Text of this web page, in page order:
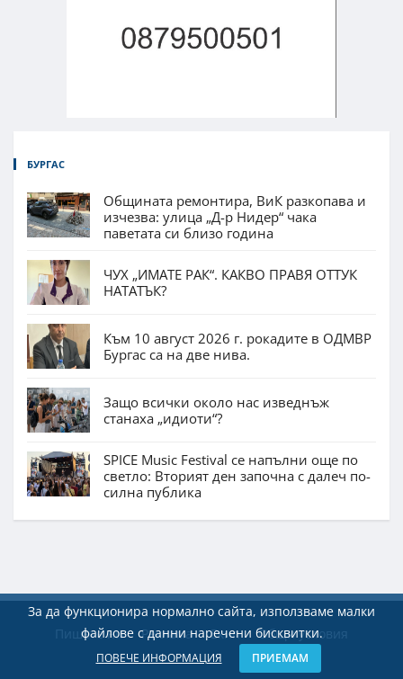
БУРГАС
Общината ремонтира, ВиК разкопава и
изчезва: улица „Д-р Нидер“ чака
паветата си близо година
ЧУХ „ИМАТЕ РАК“. КАКВО ПРАВЯ ОТТУК
НАТАТЪК?
Към 10 август 2026 г. рокадите в ОДМВР
Бургас са на две нива.
Защо всички около нас изведнъж
станаха „идиоти“?
SPICE Music Festival се напълни още по
светло: Вторият ден започна с далеч по-
силна публика
За да функционира нормално сайта, използваме малки
файлове с данни наречени бисквитки.
ПОВЕЧЕ ИНФОРМАЦИЯ ПРИЕМАМ
Пишете ни Реклама Екип Общи условия